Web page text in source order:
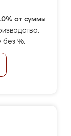
от суммы
без %.